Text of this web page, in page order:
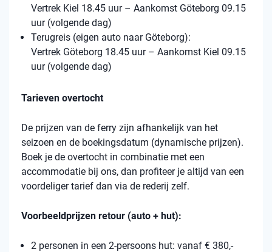
Vertrek Kiel 18.45 uur – Aankomst Göteborg 09.15
uur (volgende dag)
Terugreis (eigen auto naar Göteborg):
Vertrek Göteborg 18.45 uur – Aankomst Kiel 09.15
uur (volgende dag)
Tarieven overtocht
De prijzen van de ferry zijn afhankelijk van het
seizoen en de boekingsdatum (dynamische prijzen).
Boek je de overtocht in combinatie met een
accommodatie bij ons, dan profiteer je altijd van een
voordeliger tarief dan via de rederij zelf.
Voorbeeldprijzen retour (auto + hut):
2 personen in een 2-persoons hut: vanaf € 380,-